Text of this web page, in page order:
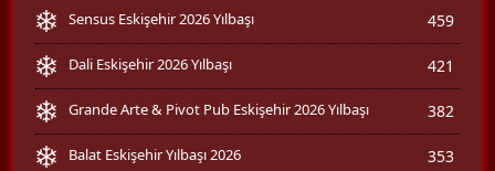
Sensus Eskişehir 2026 Yılbaşı 459
Dali Eskişehir 2026 Yılbaşı 421
Grande Arte & Pivot Pub Eskişehir 2026 Yılbaşı 382
Balat Eskişehir Yılbaşı 2026 353